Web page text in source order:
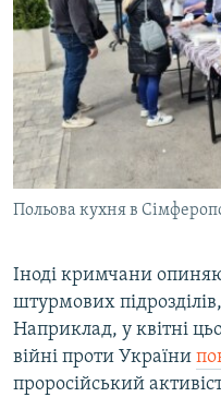
Польова кухня в
Іноді кримчани
штурмових
Наприклад, у квітні
війні проти України
проросійський